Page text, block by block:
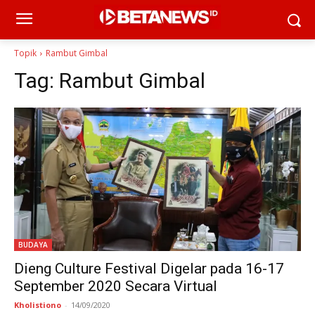
Topik Rambut Gimbal
Tag: Rambut Gimbal
BUDAYA
Dieng Culture Festival Digelar pada 16-17
September 2020 Secara Virtual
Kholistiono - 14/09/2020